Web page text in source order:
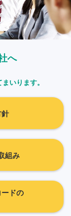
へ
いります。
組み
ドの